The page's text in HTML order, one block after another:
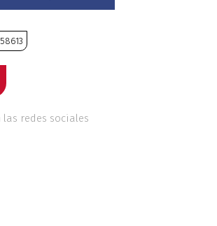
Ética
redes sociales